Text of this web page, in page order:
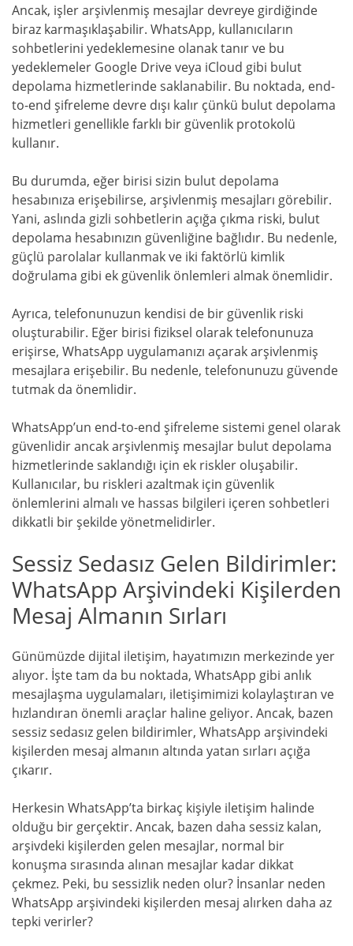
Ancak, işler arşivlenmiş mesajlar devreye girdiğinde
biraz karmaşıklaşabilir. WhatsApp, kullanıcıların
sohbetlerini yedeklemesine olanak tanır ve bu
yedeklemeler Google Drive veya iCloud gibi bulut
depolama hizmetlerinde saklanabilir. Bu noktada, end-
to-end şifreleme devre dışı kalır çünkü bulut depolama
hizmetleri genellikle farklı bir güvenlik protokolü
kullanır.
Bu durumda, eğer birisi sizin bulut depolama
hesabınıza erişebilirse, arşivlenmiş mesajları görebilir.
Yani, aslında gizli sohbetlerin açığa çıkma riski, bulut
depolama hesabınızın güvenliğine bağlıdır. Bu nedenle,
güçlü parolalar kullanmak ve iki faktörlü kimlik
doğrulama gibi ek güvenlik önlemleri almak önemlidir.
Ayrıca, telefonunuzun kendisi de bir güvenlik riski
oluşturabilir. Eğer birisi fiziksel olarak telefonunuza
erişirse, WhatsApp uygulamanızı açarak arşivlenmiş
mesajlara erişebilir. Bu nedenle, telefonunuzu güvende
tutmak da önemlidir.
WhatsApp’un end-to-end şifreleme sistemi genel olarak
güvenlidir ancak arşivlenmiş mesajlar bulut depolama
hizmetlerinde saklandığı için ek riskler oluşabilir.
Kullanıcılar, bu riskleri azaltmak için güvenlik
önlemlerini almalı ve hassas bilgileri içeren sohbetleri
dikkatli bir şekilde yönetmelidirler.
Sessiz Sedasız Gelen Bildirimler:
WhatsApp Arşivindeki Kişilerden
Mesaj Almanın Sırları
Günümüzde dijital iletişim, hayatımızın merkezinde yer
alıyor. İşte tam da bu noktada, WhatsApp gibi anlık
mesajlaşma uygulamaları, iletişimimizi kolaylaştıran ve
hızlandıran önemli araçlar haline geliyor. Ancak, bazen
sessiz sedasız gelen bildirimler, WhatsApp arşivindeki
kişilerden mesaj almanın altında yatan sırları açığa
çıkarır.
Herkesin WhatsApp’ta birkaç kişiyle iletişim halinde
olduğu bir gerçektir. Ancak, bazen daha sessiz kalan,
arşivdeki kişilerden gelen mesajlar, normal bir
konuşma sırasında alınan mesajlar kadar dikkat
çekmez. Peki, bu sessizlik neden olur? İnsanlar neden
WhatsApp arşivindeki kişilerden mesaj alırken daha az
tepki verirler?